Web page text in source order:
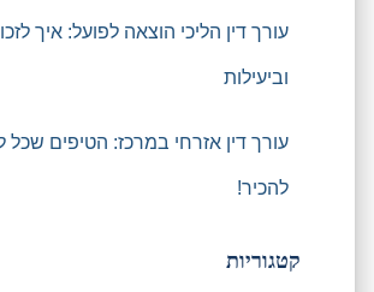
עורך דין הליכי הוצאה לפועל: איך
וביעילות
עורך דין אזרחי במרכז: הטיפים שכל
להכיר!
קטגוריות